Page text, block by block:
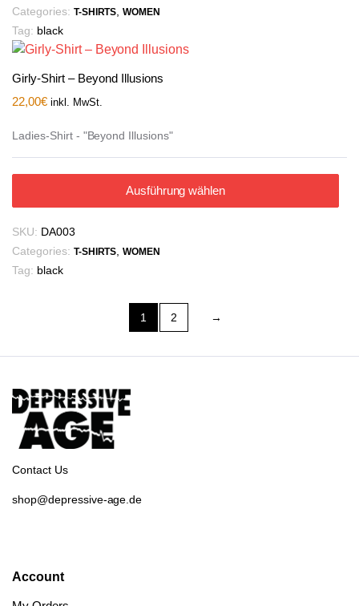
Categories: T-SHIRTS,WOMEN
Tag: black
Girly-Shirt – Beyond Illusions
22,00€ inkl. MwSt.
Ladies-Shirt - "Beyond Illusions"
Ausführung wählen
SKU: DA003
Categories: T-SHIRTS ,WOMEN
Tag: black
1 2 →
Contact Us
shop@depressive-age.de
Account